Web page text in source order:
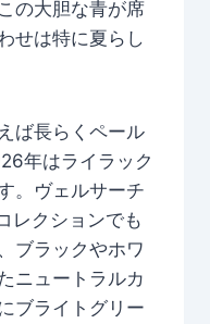
の大胆な青が席
せは特に夏らし
ば長らくペール
年はライラック
。ヴェルサーチ
レクションでも
ブラックやホワ
ニュートラルカ
ブライトグリー